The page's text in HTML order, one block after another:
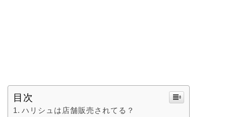
目次
ハリシュは店舗販売されてる？